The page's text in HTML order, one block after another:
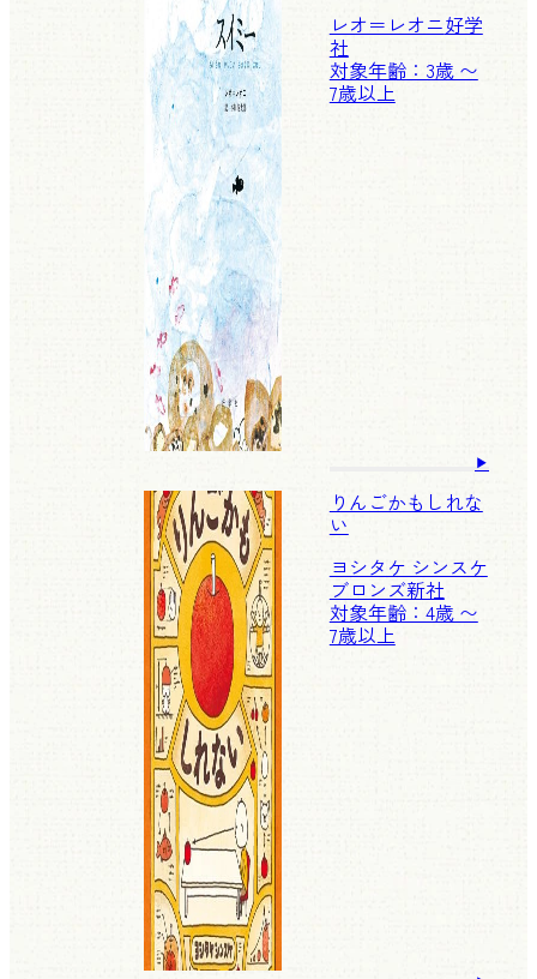
レオ＝レオニ好学
社
対象年齢：3歳 〜
7歳以上
りんごかもしれな
い
ヨシタケ シンスケ
ブロンズ新社
対象年齢：4歳 〜
7歳以上